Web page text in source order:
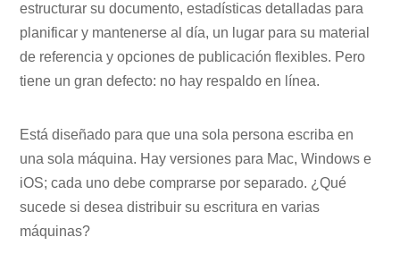
estructurar su documento, estadísticas detalladas para
planificar y mantenerse al día, un lugar para su material
de referencia y opciones de publicación flexibles. Pero
tiene un gran defecto: no hay respaldo en línea.
Está diseñado para que una sola persona escriba en
una sola máquina. Hay versiones para Mac, Windows e
iOS; cada uno debe comprarse por separado. ¿Qué
sucede si desea distribuir su escritura en varias
máquinas?